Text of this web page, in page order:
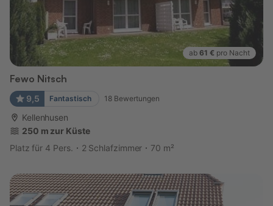
ab 61 € pro Nacht
Fewo Nitsch
9,5 Fantastisch 18 Bewertungen
Kellenhusen
250 m zur Küste
Platz für 4 Pers.
2 Schlafzimmer 70 m²